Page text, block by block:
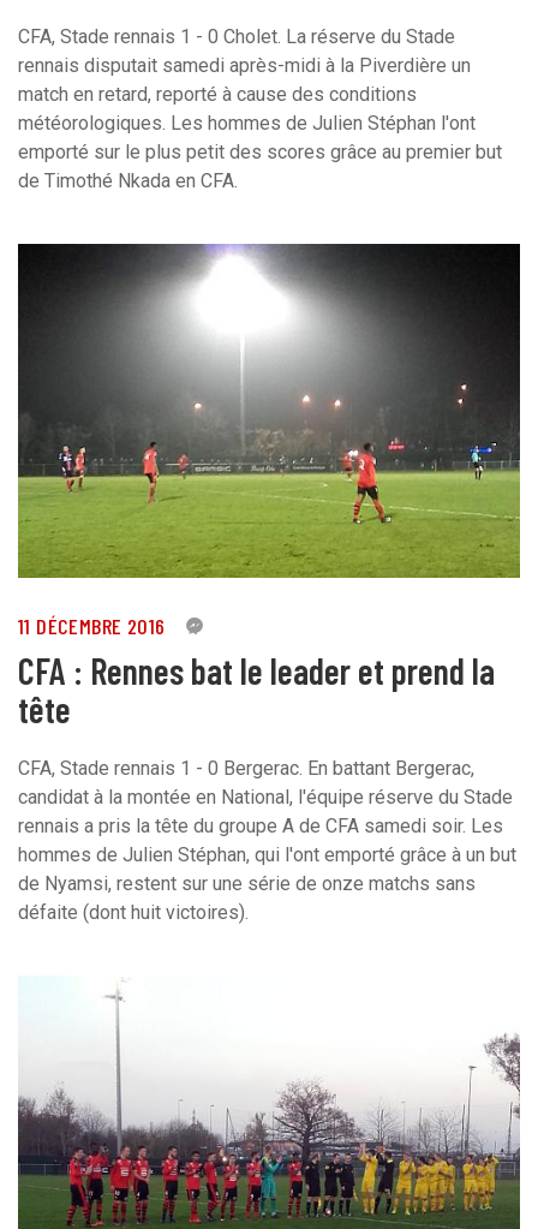
CFA, Stade rennais 1 - 0 Cholet. La réserve du Stade
rennais disputait samedi après-midi à la Piverdière un
match en retard, reporté à cause des conditions
météorologiques. Les hommes de Julien Stéphan l'ont
emporté sur le plus petit des scores grâce au premier but
de Timothé Nkada en CFA.
11 DÉCEMBRE 2016 1
CFA : Rennes bat le leader et prend la
tête
CFA, Stade rennais 1 - 0 Bergerac. En battant Bergerac,
candidat à la montée en National, l'équipe réserve du Stade
rennais a pris la tête du groupe A de CFA samedi soir. Les
hommes de Julien Stéphan, qui l'ont emporté grâce à un but
de Nyamsi, restent sur une série de onze matchs sans
défaite (dont huit victoires).